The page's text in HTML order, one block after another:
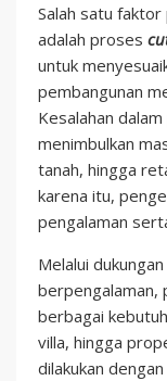
Salah satu
adalah proses
untuk
pembangunan
Kesalahan
menimbulkan
tanah, hingga
karena itu,
pengalaman
Melalui
berpengalaman,
berbagai
villa, hingga
dilakukan